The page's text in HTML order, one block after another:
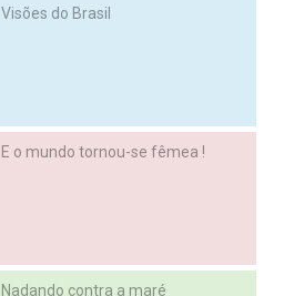
Visões do Brasil
E o mundo tornou-se fêmea !
Nadando contra a maré